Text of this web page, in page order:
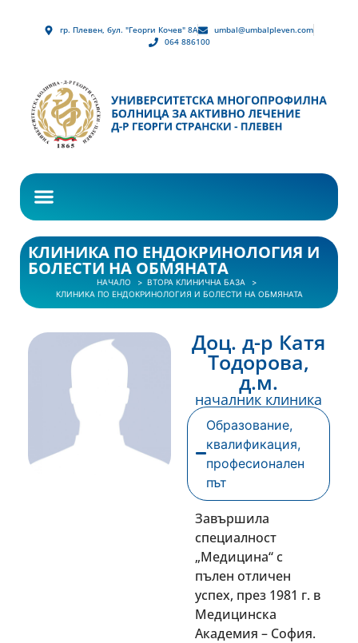
гр. Плевен, бул. "Георги Кочев" 8А
umbal@umbalpleven.com
064 886100
КЛИНИКА ПО ЕНДОКРИНОЛОГИЯ И
БОЛЕСТИ НА ОБМЯНАТА
НАЧАЛО
ВТОРА КЛИНИЧНА БАЗА
КЛИНИКА ПО ЕНДОКРИНОЛОГИЯ И БОЛЕСТИ НА ОБМЯНАТА
Доц. д-р Катя
Тодорова,
д.м.
началник клиника
Образование,
квалификация,
професионален
път
Завършила
специалност
„Медицина“ с
пълен отличен
успех, през 1981 г. в
Медицинска
Академия – София.